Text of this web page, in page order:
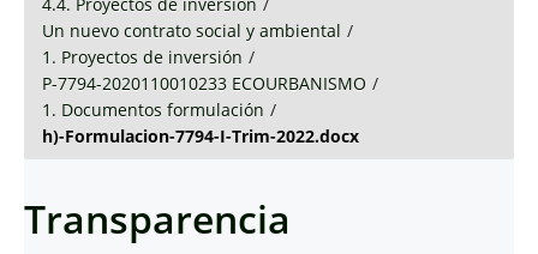
Un nuevo contrato social y ambiental /
1. Proyectos de inversión /
P-7794-2020110010233 ECOURBANISMO /
1. Documentos formulación /
h)-Formulacion-7794-I-Trim-2022.docx
Transparencia